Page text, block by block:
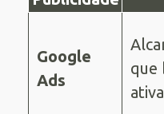
Google
Ads
que